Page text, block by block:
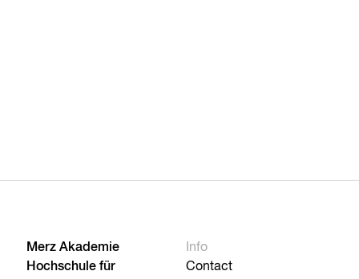
Merz Akademie
Hochschule für
Info
Contact